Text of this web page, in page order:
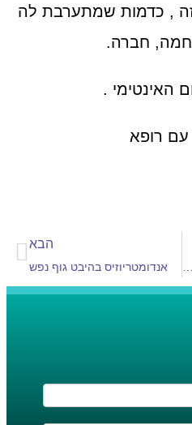
, כדמות שמתערבת לה
חברה.
האינטימי .
עם רופא
הבא
אנדומטריוזיס בהיבט גוף נפש